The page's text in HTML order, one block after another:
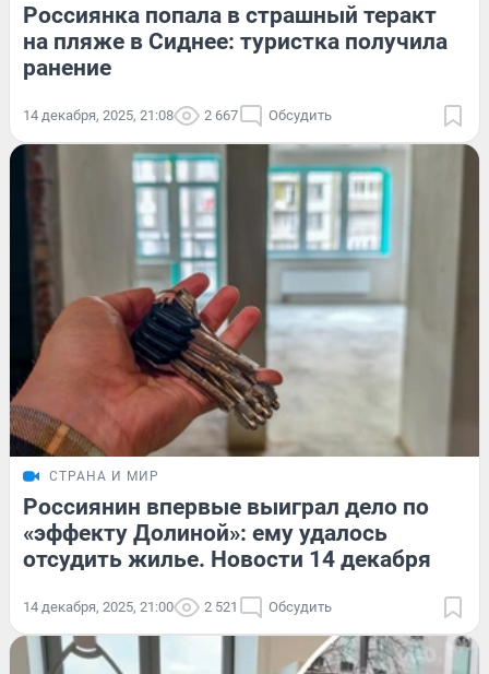
Россиянка попала в страшный теракт
на пляже в Сиднее: туристка получила
ранение
14 декабря, 2025, 21:08 2 667 Обсудить
СТРАНА И МИР
Россиянин впервые выиграл дело по
«эффекту Долиной»: ему удалось
отсудить жилье. Новости 14 декабря
14 декабря, 2025, 21:00 2 521 Обсудить